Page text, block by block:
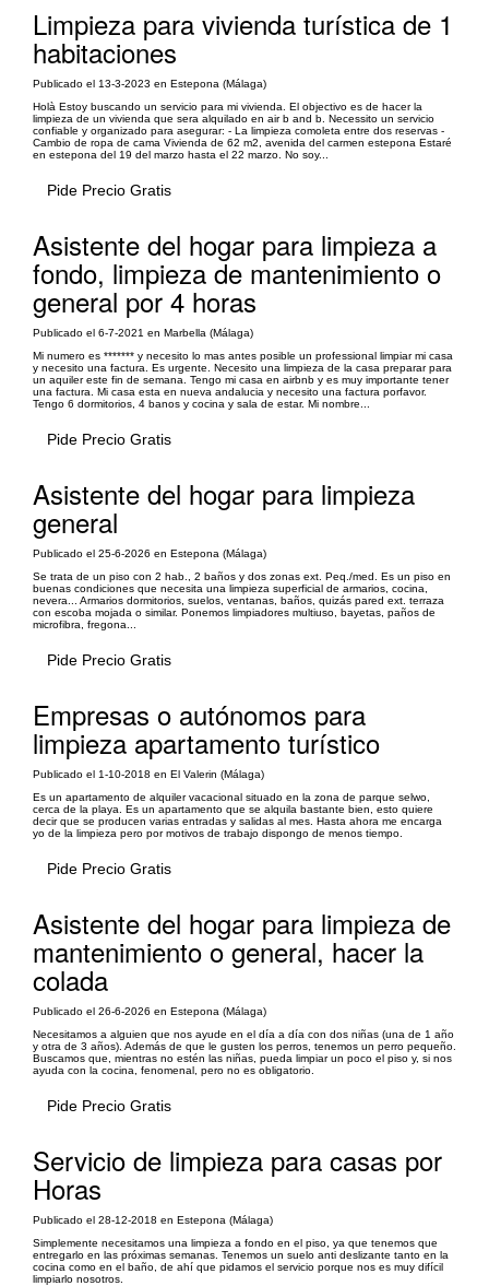
Limpieza para vivienda turística de 1
habitaciones
Publicado el 13-3-2023 en Estepona (Málaga)
Holà Estoy buscando un servicio para mi vivienda. El objectivo es de hacer la
limpieza de un vivienda que sera alquilado en air b and b. Necessito un servicio
confiable y organizado para asegurar: - La limpieza comoleta entre dos reservas -
Cambio de ropa de cama Vivienda de 62 m2, avenida del carmen estepona Estaré
en estepona del 19 del marzo hasta el 22 marzo. No soy...
Pide Precio Gratis
Asistente del hogar para limpieza a
fondo, limpieza de mantenimiento o
general por 4 horas
Publicado el 6-7-2021 en Marbella (Málaga)
Mi numero es ******* y necesito lo mas antes posible un professional limpiar mi casa
y necesito una factura. Es urgente. Necesito una limpieza de la casa preparar para
un aquiler este fin de semana. Tengo mi casa en airbnb y es muy importante tener
una factura. Mi casa esta en nueva andalucia y necesito una factura porfavor.
Tengo 6 dormitorios, 4 banos y cocina y sala de estar. Mi nombre...
Pide Precio Gratis
Asistente del hogar para limpieza
general
Publicado el 25-6-2026 en Estepona (Málaga)
Se trata de un piso con 2 hab., 2 baños y dos zonas ext. Peq./med. Es un piso en
buenas condiciones que necesita una limpieza superficial de armarios, cocina,
nevera... Armarios dormitorios, suelos, ventanas, baños, quizás pared ext. terraza
con escoba mojada o similar. Ponemos limpiadores multiuso, bayetas, paños de
microfibra, fregona...
Pide Precio Gratis
Empresas o autónomos para
limpieza apartamento turístico
Publicado el 1-10-2018 en El Valerin (Málaga)
Es un apartamento de alquiler vacacional situado en la zona de parque selwo,
cerca de la playa. Es un apartamento que se alquila bastante bien, esto quiere
decir que se producen varias entradas y salidas al mes. Hasta ahora me encarga
yo de la limpieza pero por motivos de trabajo dispongo de menos tiempo.
Pide Precio Gratis
Asistente del hogar para limpieza de
mantenimiento o general, hacer la
colada
Publicado el 26-6-2026 en Estepona (Málaga)
Necesitamos a alguien que nos ayude en el día a día con dos niñas (una de 1 año
y otra de 3 años). Además de que le gusten los perros, tenemos un perro pequeño.
Buscamos que, mientras no estén las niñas, pueda limpiar un poco el piso y, si nos
ayuda con la cocina, fenomenal, pero no es obligatorio.
Pide Precio Gratis
Servicio de limpieza para casas por
Horas
Publicado el 28-12-2018 en Estepona (Málaga)
Simplemente necesitamos una limpieza a fondo en el piso, ya que tenemos que
entregarlo en las próximas semanas. Tenemos un suelo anti deslizante tanto en la
cocina como en el baño, de ahí que pidamos el servicio porque nos es muy difícil
limpiarlo nosotros.